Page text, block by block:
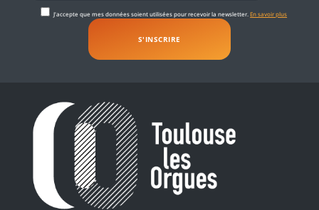
J'accepte que mes données soient utilisées pour recevoir la newsletter.En savoir plus